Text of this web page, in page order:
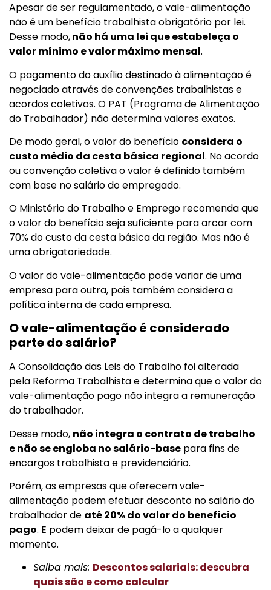
Apesar de ser regulamentado, o vale-alimentação
não é um benefício trabalhista obrigatório por lei.
Desse modo,não há uma lei que estabeleça o
valor mínimo e valor máximo mensal.
O pagamento do auxílio destinado à alimentação é
negociado através de convenções trabalhistas e
acordos coletivos. O PAT (Programa de Alimentação
do Trabalhador) não determina valores exatos.
De modo geral, o valor do benefício considera o
custo médio da cesta básica regional. No acordo
ou convenção coletiva o valor é definido também
com base no salário do empregado.
O Ministério do Trabalho e Emprego recomenda que
o valor do benefício seja suficiente para arcar com
70% do custo da cesta básica da região. Mas não é
uma obrigatoriedade.
O valor do vale-alimentação pode variar de uma
empresa para outra, pois também considera a
política interna de cada empresa.
O vale-alimentação é considerado
parte do salário?
A Consolidação das Leis do Trabalho foi alterada
pela Reforma Trabalhista e determina que o valor do
vale-alimentação pago não integra a remuneração
do trabalhador.
Desse modo, não integra o contrato de trabalho
e não se engloba no salário-base para fins de
encargos trabalhista e previdenciário.
Porém, as empresas que oferecem vale-
alimentação podem efetuar desconto no salário do
trabalhador de até 20% do valor do benefício
pago. E podem deixar de pagá-lo a qualquer
momento.
Saiba mais: Descontos salariais: descubra
quais são e como calcular